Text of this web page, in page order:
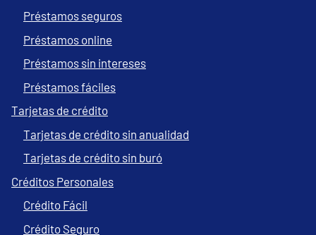
Préstamos seguros
Préstamos online
Préstamos sin intereses
Préstamos fáciles
Tarjetas de crédito
Tarjetas de crédito sin anualidad
Tarjetas de crédito sin buró
Créditos Personales
Crédito Fácil
Crédito Seguro